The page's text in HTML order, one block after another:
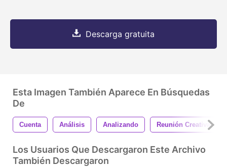
Descarga gratuita
Esta Imagen También Aparece En Búsquedas
De
Cuenta Análisis Analizando Reunión Creativa
Los Usuarios Que Descargaron Este Archivo
También Descargaron